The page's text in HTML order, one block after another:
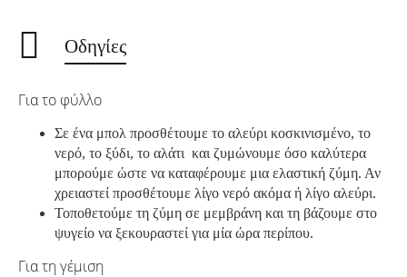
Οδηγίες
Για το φύλλο
Σε ένα μπολ προσθέτουμε το αλεύρι κοσκινισμένο, το
νερό, το ξύδι, το αλάτι και ζυμώνουμε όσο καλύτερα
μπορούμε ώστε να καταφέρουμε μια ελαστική ζύμη. Αν
χρειαστεί προσθέτουμε λίγο νερό ακόμα ή λίγο αλεύρι.
Τοποθετούμε τη ζύμη σε μεμβράνη και τη βάζουμε στο
ψυγείο να ξεκουραστεί για μία ώρα περίπου.
Για τη γέμιση